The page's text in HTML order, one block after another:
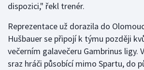
Olympijské hry
Parasport
Plavání
dispozici," řekl trenér.
Reprezentace už dorazila do
Hušbauer se připojí k týmu později
večerním galavečeru Gambrinus ligy.
sraz hráči působící mimo Spartu, do